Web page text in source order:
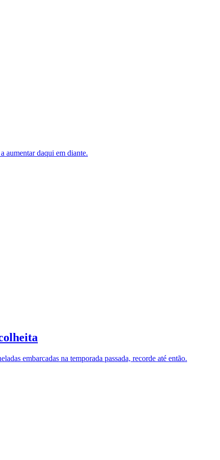
aumentar daqui em diante.
embarcadas na temporada passada, recorde até então.